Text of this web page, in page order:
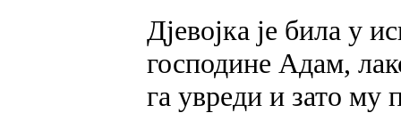
Дјевојка је била у
господине Адам,
га увреди и зато му